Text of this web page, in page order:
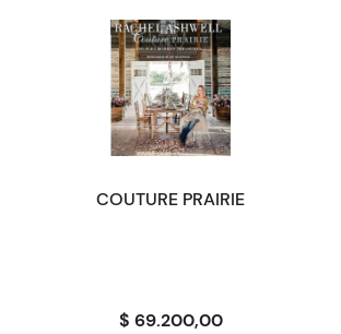
COUTURE PRAIRIE
$ 69.200,00